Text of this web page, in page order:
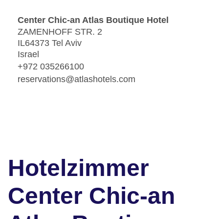
Center Chic-an Atlas Boutique Hotel
ZAMENHOFF STR. 2
IL64373 Tel Aviv
Israel
+972 035266100
reservations@atlashotels.com
Hotelzimmer
Center Chic-an